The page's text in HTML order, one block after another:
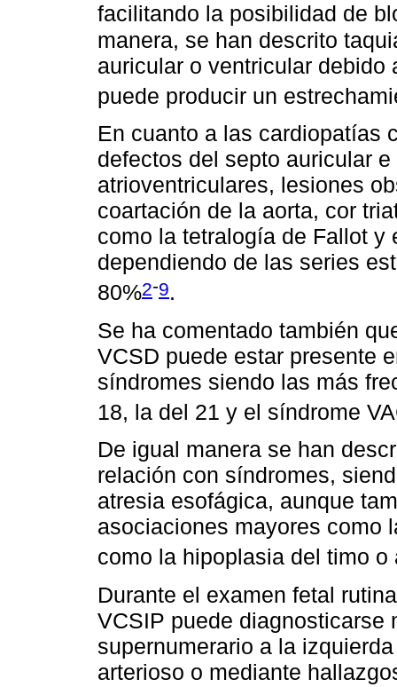
facilitando la posibilidad de
manera, se han descrito
auricular o ventricular
puede producir un
En cuanto a las cardiopatías
defectos del septo auricular
atrioventriculares, lesiones
coartación de la aorta, cor
como la tetralogía de Fallot
dependiendo de las series
80%2-9.
Se ha comentado también
VCSD puede estar presente
síndromes siendo las más
18, la del 21 y el síndrome
De igual manera se han
relación con síndromes,
atresia esofágica, aunque
asociaciones mayores como
como la hipoplasia del timo
Durante el examen fetal
VCSIP puede diagnosticarse
supernumerario a la
arterioso o mediante